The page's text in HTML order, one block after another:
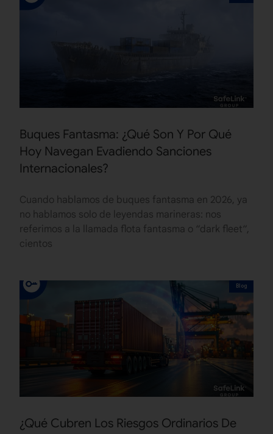
Buques Fantasma: ¿Qué Son Y Por Qué
Hoy Navegan Evadiendo Sanciones
Internacionales?
Cuando hablamos de buques fantasma en 2026, ya
no hablamos solo de leyendas marineras: nos
referimos a la llamada flota fantasma o “dark fleet“,
cientos
Blog
¿Qué Cubren Los Riesgos Ordinarios De